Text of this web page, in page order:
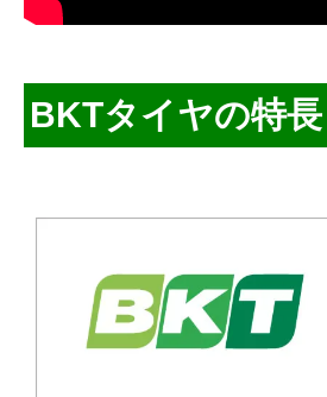
BKTタイヤの特長